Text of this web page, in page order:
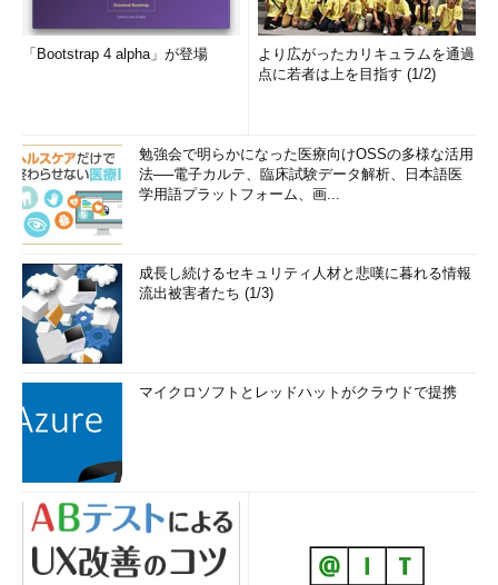
「Bootstrap 4 alpha」が登場
より広がったカリキュラムを通過
点に若者は上を目指す (1/2)
勉強会で明らかになった医療向けOSSの多様な活用
法──電子カルテ、臨床試験データ解析、日本語医
学用語プラットフォーム、画...
成長し続けるセキュリティ人材と悲嘆に暮れる情報
流出被害者たち (1/3)
マイクロソフトとレッドハットがクラウドで提携